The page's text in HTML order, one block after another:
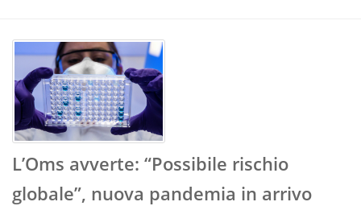
L’Oms avverte: “Possibile rischio
globale”, nuova pandemia in arrivo